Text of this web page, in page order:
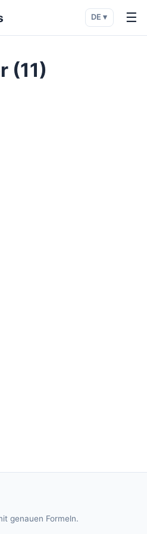
DE ▾ ☰
(11)
genauen Formeln.